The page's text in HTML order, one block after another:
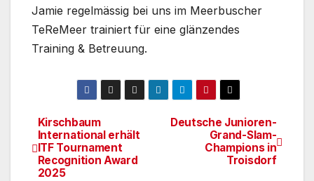
Jamie regelmässig bei uns im Meerbuscher
TeReMeer trainiert für eine glänzendes
Training & Betreuung.
Beitragsnavigation
Deutsche Junioren-
Grand-Slam-
Champions in
Troisdorf
Kirschbaum
International erhält
ITF Tournament
Recognition Award
2025